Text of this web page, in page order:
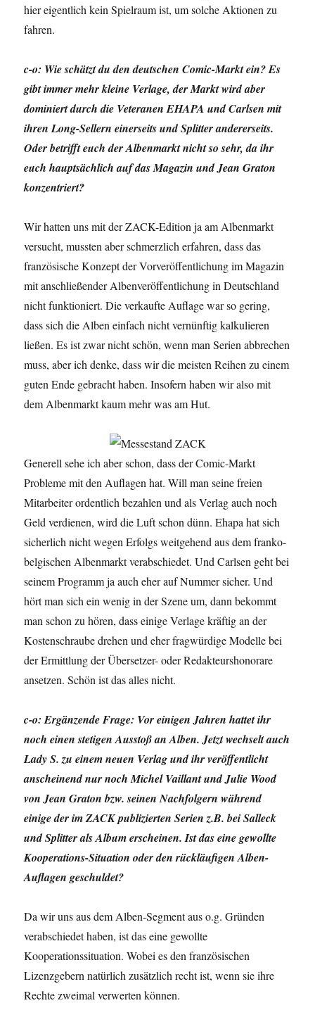
hier eigentlich kein Spielraum ist, um solche Aktionen zu
fahren.
c-o: Wie schätzt du den deutschen Comic-Markt ein? Es
gibt immer mehr kleine Verlage, der Markt wird aber
dominiert durch die Veteranen EHAPA und Carlsen mit
ihren Long-Sellern einerseits und Splitter andererseits.
Oder betrifft euch der Albenmarkt nicht so sehr, da ihr
euch hauptsächlich auf das Magazin und Jean Graton
konzentriert?
Wir hatten uns mit der ZACK-Edition ja am Albenmarkt
versucht, mussten aber schmerzlich erfahren, dass das
französische Konzept der Vorveröffentlichung im Magazin
mit anschließender Albenveröffentlichung in Deutschland
nicht funktioniert. Die verkaufte Auflage war so gering,
dass sich die Alben einfach nicht vernünftig kalkulieren
ließen. Es ist zwar nicht schön, wenn man Serien abbrechen
muss, aber ich denke, dass wir die meisten Reihen zu einem
guten Ende gebracht haben. Insofern haben wir also mit
dem Albenmarkt kaum mehr was am Hut.
Generell sehe ich aber schon, dass der Comic-Markt
Probleme mit den Auflagen hat. Will man seine freien
Mitarbeiter ordentlich bezahlen und als Verlag auch noch
Geld verdienen, wird die Luft schon dünn. Ehapa hat sich
sicherlich nicht wegen Erfolgs weitgehend aus dem franko-
belgischen Albenmarkt verabschiedet. Und Carlsen geht bei
seinem Programm ja auch eher auf Nummer sicher. Und
hört man sich ein wenig in der Szene um, dann bekommt
man schon zu hören, dass einige Verlage kräftig an der
Kostenschraube drehen und eher fragwürdige Modelle bei
der Ermittlung der Übersetzer- oder Redakteurshonorare
ansetzen. Schön ist das alles nicht.
c-o: Ergänzende Frage: Vor einigen Jahren hattet ihr
noch einen stetigen Ausstoß an Alben. Jetzt wechselt auch
Lady S. zu einem neuen Verlag und ihr veröffentlicht
anscheinend nur noch Michel Vaillant und Julie Wood
von Jean Graton bzw. seinen Nachfolgern während
einige der im ZACK publizierten Serien z.B. bei Salleck
und Splitter als Album erscheinen. Ist das eine gewollte
Kooperations-Situation oder den rückläufigen Alben-
Auflagen geschuldet?
Da wir uns aus dem Alben-Segment aus o.g. Gründen
verabschiedet haben, ist das eine gewollte
Kooperationssituation. Wobei es den französischen
Lizenzgebern natürlich zusätzlich recht ist, wenn sie ihre
Rechte zweimal verwerten können.